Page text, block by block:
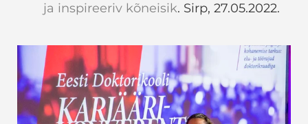
ja inspireeriv kõneisik. Sirp, 27.05.2022.